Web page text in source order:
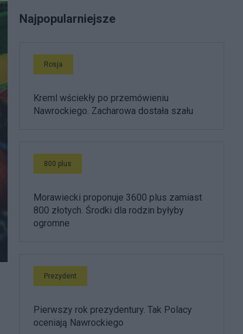
Najpopularniejsze
Rosja
Kreml wściekły po przemówieniu
Nawrockiego. Zacharowa dostała szału
800 plus
Morawiecki proponuje 3600 plus zamiast
800 złotych. Środki dla rodzin byłyby
ogromne
Prezydent
Pierwszy rok prezydentury. Tak Polacy
oceniają Nawrockiego